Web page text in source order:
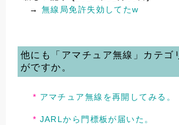
→ 無線局免許失効してたw
他にも「アマチュア無線」カテゴ
がですか。
アマチュア無線を再開してみる。
JARLから門標板が届いた。